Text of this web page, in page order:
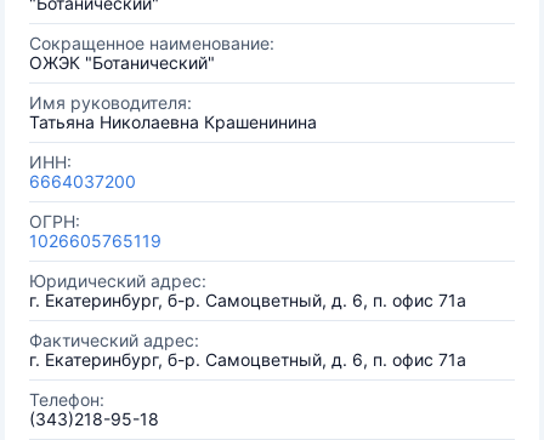
Сокращенное наименование:
ОЖЭК "Ботанический"
Имя руководителя:
Татьяна Николаевна Крашенинина
ИНН:
6664037200
ОГРН:
1026605765119
Юридический адрес:
г. Екатеринбург, б-р. Самоцветный, д. 6, п. офис 71а
Фактический адрес:
г. Екатеринбург, б-р. Самоцветный, д. 6, п. офис 71а
Телефон:
(343)218-95-18